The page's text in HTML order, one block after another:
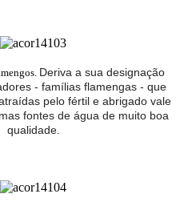
Deriva a sua designação
- famílias flamengas - que
pelo fértil e abrigado vale
fontes de água de muito boa
qualidade.